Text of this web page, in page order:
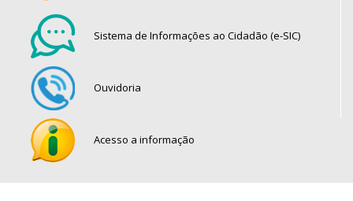
Sistema de Informações ao Cidadão (e-SIC)
Ouvidoria
Acesso a informação